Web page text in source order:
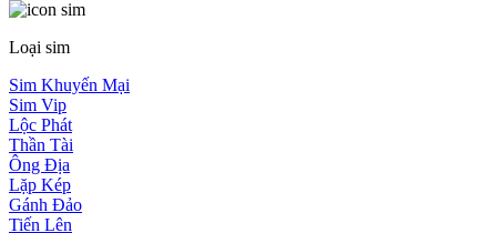
Loại sim
Sim Khuyến Mại
Sim Vip
Lộc Phát
Thần Tài
Ông Địa
Lặp Kép
Gánh Đảo
Tiến Lên